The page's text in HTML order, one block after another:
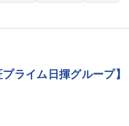
ップ分析・情報開示等） ■サ
関与（地域課題を踏まえた施策
・資源循環）】
ライム日揮グループ】